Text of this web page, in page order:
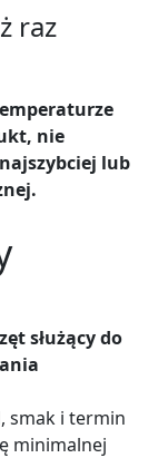
raz
nie
lub
służący do
smak i termin
minimalnej